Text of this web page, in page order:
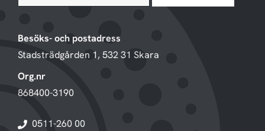
Besöks- och postadress
Stadsträdgården 1, 532 31 Skara
Org.nr
868400-3190
0511-260 00